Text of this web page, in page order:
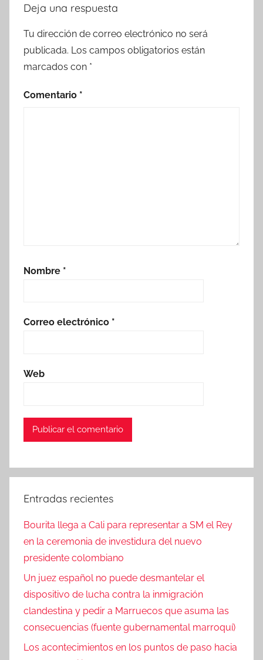
Deja una respuesta
Tu dirección de correo electrónico no será
publicada. Los campos obligatorios están
marcados con *
Comentario *
Nombre *
Correo electrónico *
Web
Entradas recientes
Bourita llega a Cali para representar a SM el Rey
en la ceremonia de investidura del nuevo
presidente colombiano
Un juez español no puede desmantelar el
dispositivo de lucha contra la inmigración
clandestina y pedir a Marruecos que asuma las
consecuencias (fuente gubernamental marroquí)
Los acontecimientos en los puntos de paso hacia